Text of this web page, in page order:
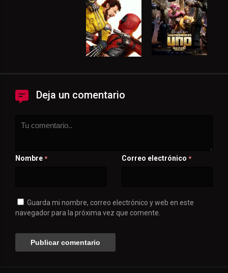
Deja un comentario
Nombre * Correo electrónico *
Guarda mi nombre, correo electrónico y web en este
navegador para la próxima vez que comente.